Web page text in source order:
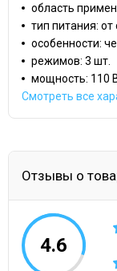
область
тип питания: от
особенности:
режимов: 3 шт.
мощность: 110
Смотреть все
Отзывы о
4.6